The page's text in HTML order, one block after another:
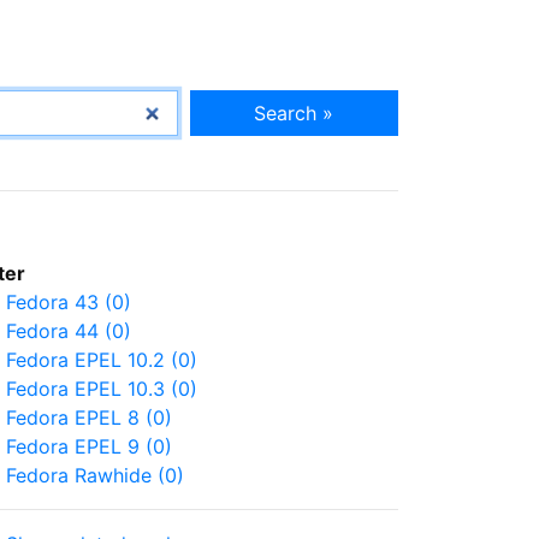
Search »
Fedora 43 (0)
Fedora 44 (0)
Fedora EPEL 10.2 (0)
Fedora EPEL 10.3 (0)
Fedora EPEL 8 (0)
Fedora EPEL 9 (0)
Fedora Rawhide (0)